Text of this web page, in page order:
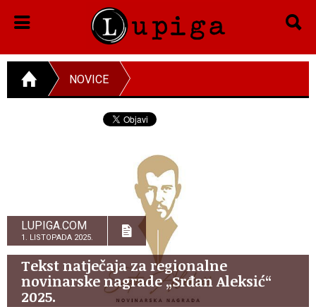
NOVICE
LUPIGA.COM
1. LISTOPADA 2025.
Tekst natječaja za regionalne
novinarske nagrade „Srđan Aleksić“
2025.